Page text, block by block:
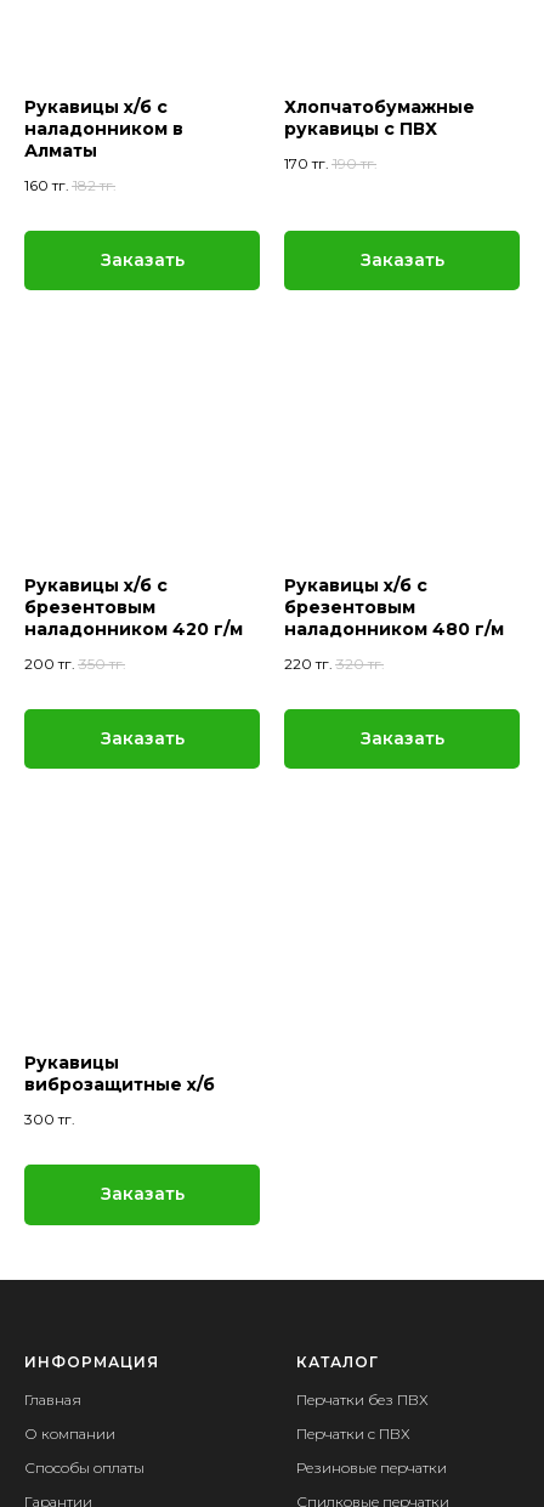
Рукавицы х/б с
наладонником в
Алматы
160 тг. 182 тг.
Заказать
Хлопчатобумажные
рукавицы с ПВХ
170 тг. 190 тг.
Заказать
Рукавицы х/б с
брезентовым
наладонником 420 г/м
200 тг. 350 тг.
Заказать
Рукавицы х/б с
брезентовым
наладонником 480 г/м
220 тг. 320 тг.
Заказать
Рукавицы
виброзащитные х/б
300 тг.
Заказать
ИНФОРМАЦИЯ
Главная
О компании
Способы оплаты
Гарантии
КАТАЛОГ
Перчатки без ПВХ
Перчатки с ПВХ
Резиновые перчатки
Спилковые перчатки